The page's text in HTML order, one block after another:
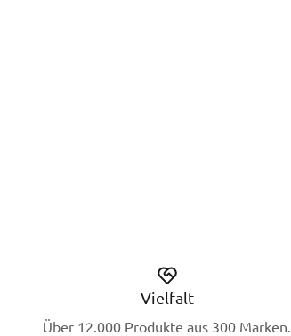
Vielfalt
Über 12.000 Produkte aus 300 Marken.